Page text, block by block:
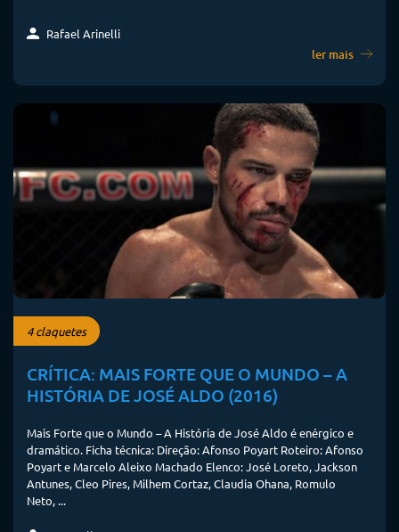
Rafael Arinelli
ler mais
4 claquetes
CRÍTICA: MAIS FORTE QUE O MUNDO – A
HISTÓRIA DE JOSÉ ALDO (2016)
Mais Forte que o Mundo – A História de José Aldo é enérgico e
dramático. Ficha técnica: Direção: Afonso Poyart Roteiro: Afonso
Poyart e Marcelo Aleixo Machado Elenco: José Loreto, Jackson
Antunes, Cleo Pires, Milhem Cortaz, Claudia Ohana, Romulo
Neto, ...